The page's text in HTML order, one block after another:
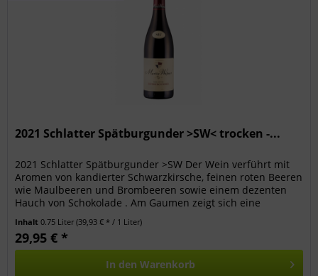
2021 Schlatter Spätburgunder >SW< trocken -...
2021 Schlatter Spätburgunder >SW Der Wein verführt mit
Aromen von kandierter Schwarzkirsche, feinen roten Beeren
wie Maulbeeren und Brombeeren sowie einem dezenten
Hauch von Schokolade . Am Gaumen zeigt sich eine
Inhalt0.75 Liter(39,93 € * / 1 Liter)
29,95 € *
In den Warenkorb